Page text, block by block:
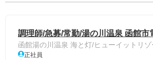
調理師/急募/常勤/湯の川温泉 函館市
函館湯の川温泉 海と灯/ヒューイットリゾ
正社員